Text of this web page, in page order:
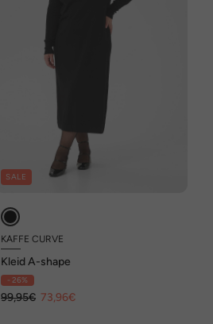
SALE
KAFFE CURVE
Kleid A-shape
- 26%
99,95€ 73,96€